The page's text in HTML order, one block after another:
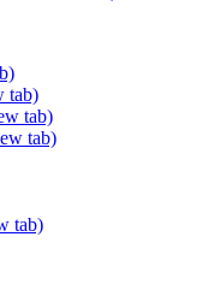
tab)
tab)
tab)
tab)